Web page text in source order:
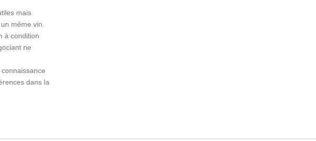
mais
même vin.
à condition
ne
dans la